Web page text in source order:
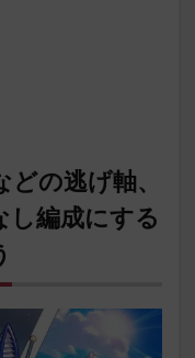
の逃げ軸、
し編成にする